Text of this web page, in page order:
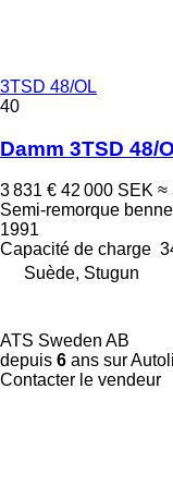
3TSD 48/OL
40
Damm 3TSD 48/
3 831 € 42 000 SEK ≈
Semi-remorque benne
1991
Capacité de charge
Suède, Stugun
ATS Sweden AB
depuis 6 ans sur
Contacter le vendeur